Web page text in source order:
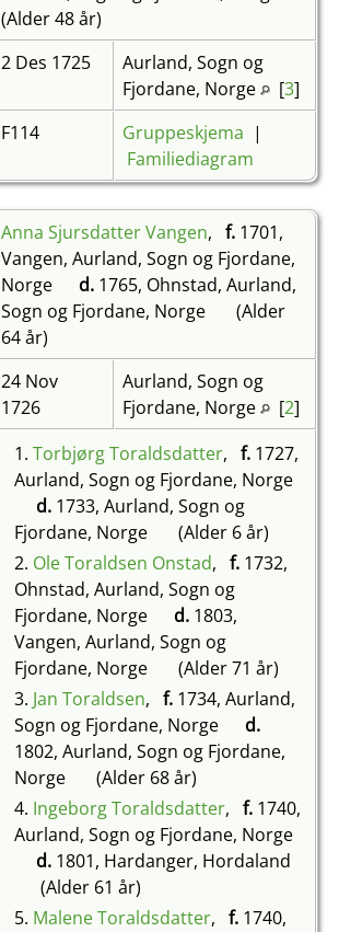
(Alder 48 år)
2 Des 1725
Aurland, Sogn og
Fjordane, Norge [3]
F114 Gruppeskjema |
Familiediagram
Anna Sjursdatter Vangen, f.1701,
Vangen, Aurland, Sogn og Fjordane,
Norge
d.1765, Ohnstad, Aurland,
Sogn og Fjordane, Norge
(Alder
64 år)
24 Nov
1726
Aurland, Sogn og
Fjordane, Norge [2]
1. Torbjørg Toraldsdatter, f.1727,
Aurland, Sogn og Fjordane, Norge
d.1733, Aurland, Sogn og
Fjordane, Norge
(Alder 6 år)
2. Ole Toraldsen Onstad, f.1732,
Ohnstad, Aurland, Sogn og
Fjordane, Norge
d.1803,
Vangen, Aurland, Sogn og
Fjordane, Norge
(Alder 71 år)
3. Jan Toraldsen, f.1734, Aurland,
Sogn og Fjordane, Norge
d.
1802, Aurland, Sogn og Fjordane,
Norge
(Alder 68 år)
4. Ingeborg Toraldsdatter, f.1740,
Aurland, Sogn og Fjordane, Norge
d.1801, Hardanger, Hordaland
(Alder 61 år)
5. Malene Toraldsdatter, f.1740,